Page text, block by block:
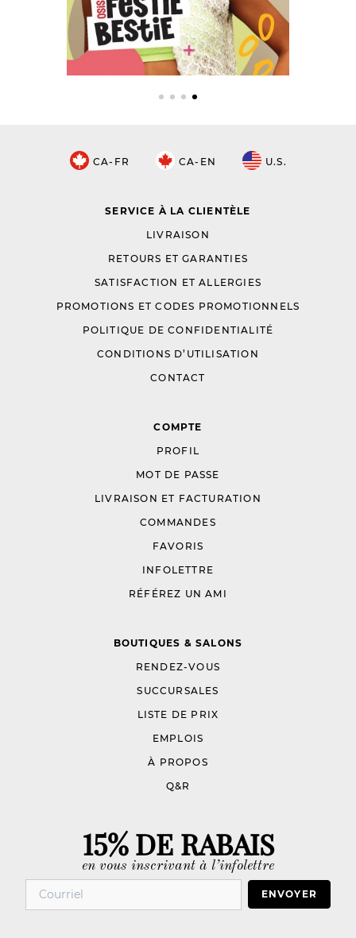
CA-FR CA-EN U.S.
SERVICE À LA CLIENTÈLE
LIVRAISON
RETOURS ET GARANTIES
SATISFACTION ET ALLERGIES
PROMOTIONS ET CODES PROMOTIONNELS
POLITIQUE DE CONFIDENTIALITÉ
CONDITIONS D’UTILISATION
CONTACT
COMPTE
PROFIL
MOT DE PASSE
LIVRAISON ET FACTURATION
COMMANDES
FAVORIS
INFOLETTRE
RÉFÉREZ UN AMI
BOUTIQUES & SALONS
RENDEZ-VOUS
SUCCURSALES
LISTE DE PRIX
EMPLOIS
À PROPOS
Q&R
15% DE RABAIS
en vous inscrivant à l’infolettre
ENVOYER